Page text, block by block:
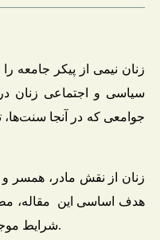
زنان نیمی از پیکر جامعه
سیاسی و اجتماعی زنان
جوامعی که در آنجا
زنان از نقش مادر، همسر و
هدف اساسی این مقاله،
شرایط موجود و حفظ دست‌آوردهای بیست ساله زنان پس از سقوط جمهوریت می‌باشد.